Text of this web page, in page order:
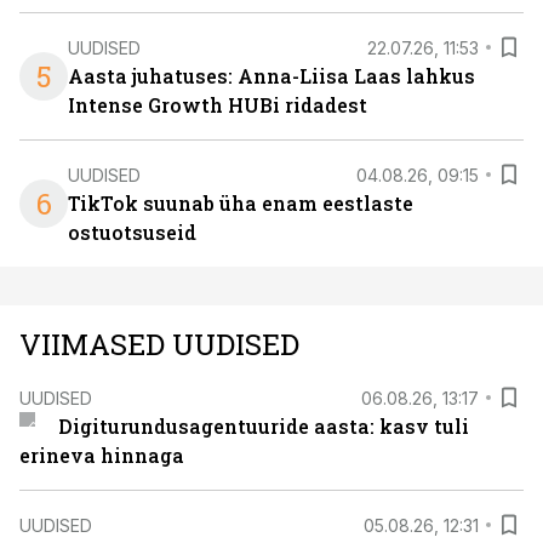
5
UUDISED 22.07.26, 11:53
Aasta juhatuses: Anna-Liisa Laas lahkus
Intense Growth HUBi ridadest
6
UUDISED 04.08.26, 09:15
TikTok suunab üha enam eestlaste
ostuotsuseid
VIIMASED UUDISED
UUDISED 06.08.26, 13:17
Digiturundusagentuuride aasta: kasv tuli
erineva hinnaga
UUDISED 05.08.26, 12:31